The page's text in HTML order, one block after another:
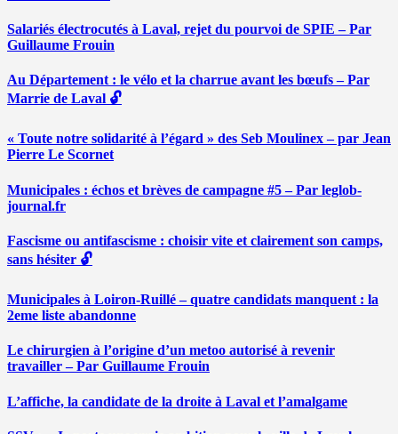
Salariés électrocutés à Laval, rejet du pourvoi de SPIE – Par
Guillaume Frouin
Au Département : le vélo et la charrue avant les bœufs – Par
Marrie de Laval 🔓
« Toute notre solidarité à l’égard » des Seb Moulinex – par Jean
Pierre Le Scornet
Municipales : échos et brèves de campagne #5 – Par leglob-
journal.fr
Fascisme ou antifascisme : choisir vite et clairement son camps,
sans hésiter 🔓
Municipales à Loiron-Ruillé – quatre candidats manquent : la
2eme liste abandonne
Le chirurgien à l’origine d’un metoo autorisé à revenir
travailler – Par Guillaume Frouin
L’affiche, la candidate de la droite à Laval et l’amalgame